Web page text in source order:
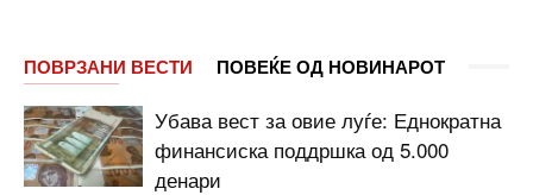
ПОВРЗАНИ ВЕСТИ ПОВЕЌЕ ОД НОВИНАРОТ
Убава вест за овие луѓе: Еднократна
финансиска поддршка од 5.000
денари